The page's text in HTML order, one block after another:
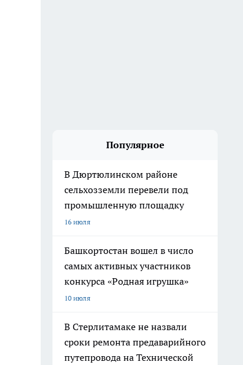
Популярное
В Дюртюлинском районе
сельхозземли перевели под
промышленную площадку
16 июля
Башкортостан вошел в число
самых активных участников
конкурса «Родная игрушка»
10 июля
В Стерлитамаке не назвали
сроки ремонта предаварийного
путепровода на Технической